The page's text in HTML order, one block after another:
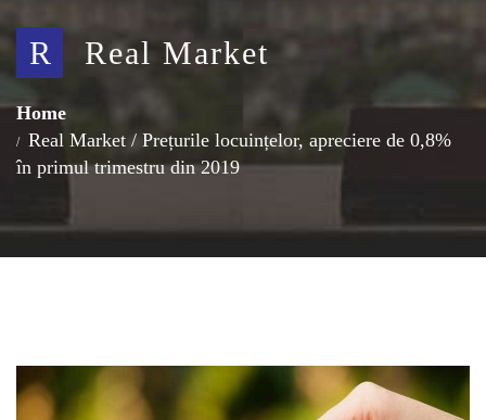
R Real Market
Home
Real Market / Prețurile locuințelor, apreciere de 0,8%
în primul trimestru din 2019